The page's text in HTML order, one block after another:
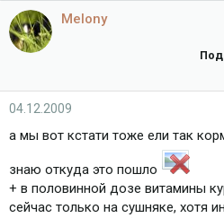
Melony
04.12.2009
а мы вот кстати тоже ели так
знаю откуда это пошло
+ в половинной дозе витамины
сейчас только на сушняке, хотя